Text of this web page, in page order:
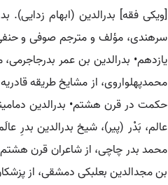
[ویکی فقه] بدرالدین (ابهام
سرهندی، مؤلف و مترجم صوفی و
یازدهم• بدرالدین بن عمر
محمدپهلواروی، از مشایخ طریقه
حکمت در قرن هشتم• بدرالدین
عالم، بَدْر (پیر)، شیخ بدرالدین بدرِ
محمد بدر چاچی، از شاعران قرن
بن مجدالدین بعلبکی دمشقی، از